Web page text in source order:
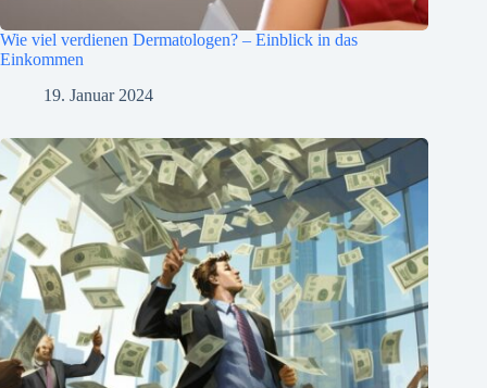
Wie viel verdienen Dermatologen? – Einblick in das
Einkommen
19. Januar 2024